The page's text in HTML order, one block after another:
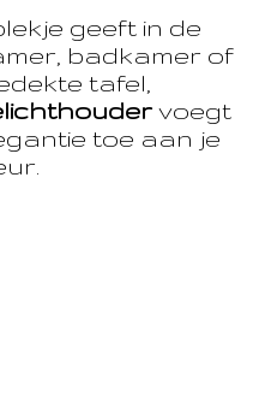
geeft in de
badkamer of
tafel,
voegt
toe aan je